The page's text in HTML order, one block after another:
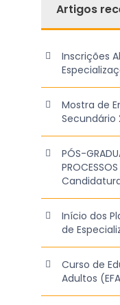
Artigos
Inscrições
Mostra de
Secundário
PÓS-
Início dos
de
Curso de
Adultos